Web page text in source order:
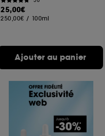
25,00€
250,00€ / 100ml
Ajouter au panier